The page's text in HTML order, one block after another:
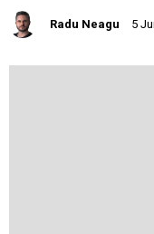
Radu Neagu 5